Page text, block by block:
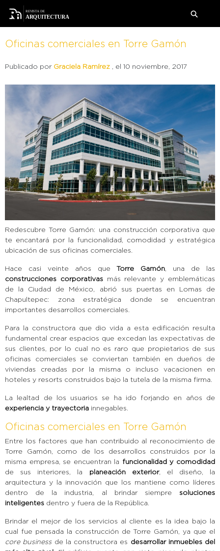
Oficinas comerciales en Torre Gamón
Publicado por Graciela Ramírez , el 10 noviembre, 2017
Redescubre Torre Gamón: una construcción corporativa que
te encantará por la funcionalidad, comodidad y estratégica
ubicación de sus oficinas comerciales.
Hace casi veinte años queTorre Gamón, una de las
construcciones corporativasmás relevante y emblemáticas
de la Ciudad de México, abrió sus puertas en Lomas de
Chapultepec: zona estratégica donde se encuentran
importantes desarrollos comerciales.
Para la constructora que dio vida a esta edificación resulta
fundamental crear espacios que excedan las expectativas de
sus clientes, por lo cual no es raro que propietarios de sus
oficinas comerciales se conviertan también en dueños de
viviendas creadas por la misma o incluso vacacionen en
hoteles y resorts construidos bajo la tutela de la misma firma.
La lealtad de los usuarios se ha ido forjando en años de
experiencia y trayectoria innegables.
Oficinas comerciales en Torre Gamón
Entre los factores que han contribuido al reconocimiento de
Torre Gamón, como de los desarrollos construidos por la
misma empresa, se encuentran la funcionalidad y comodidad
de sus interiores, la
planeación exterior, el diseño, la
arquitectura y la innovación que los mantiene como líderes
dentro de la industria, al brindar siempre soluciones
inteligentes dentro y fuera de la República.
Brindar el mejor de los servicios al cliente es la idea bajo la
cual fue pensada la construcción de Torre Gamón, ya que el
core businessde la constructora es desarrollar inmuebles del